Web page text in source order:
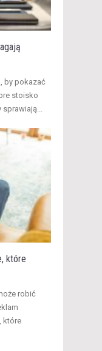
by pokazać
stoisko
które
robić
które